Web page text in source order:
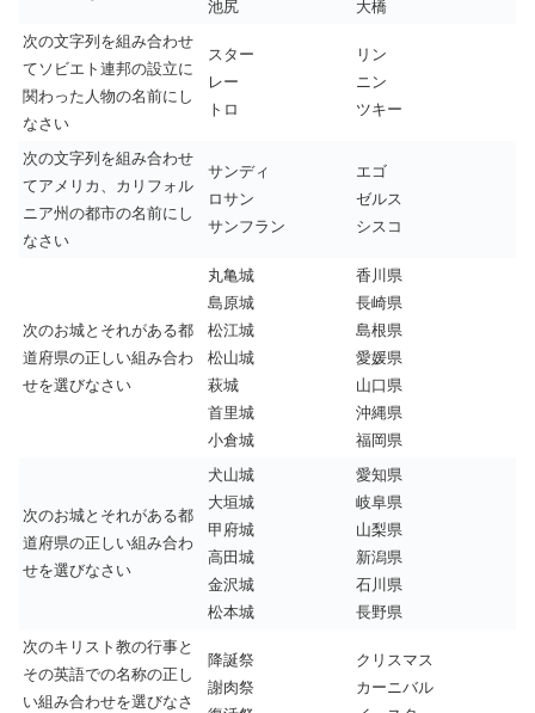
池尻
大橋
次の文字列を組み合わせ
てソビエト連邦の設立に
関わった人物の名前にし
なさい
スター
レー
トロ
リン
ニン
ツキー
次の文字列を組み合わせ
てアメリカ、カリフォル
ニア州の都市の名前にし
なさい
サンディ
ロサン
サンフラン
エゴ
ゼルス
シスコ
次のお城とそれがある都
道府県の正しい組み合わ
せを選びなさい
丸亀城
島原城
松江城
松山城
萩城
首里城
小倉城
香川県
長崎県
島根県
愛媛県
山口県
沖縄県
福岡県
次のお城とそれがある都
道府県の正しい組み合わ
せを選びなさい
犬山城
大垣城
甲府城
高田城
金沢城
松本城
愛知県
岐阜県
山梨県
新潟県
石川県
長野県
次のキリスト教の行事と
その英語での名称の正し
い組み合わせを選びなさ
降誕祭
謝肉祭
クリスマス
カーニバル